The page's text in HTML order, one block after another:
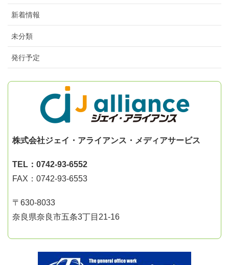
新着情報
未分類
発行予定
株式会社ジェイ・アライアンス・メディアサービス
TEL：0742-93-6552
FAX：0742-93-6553
〒630-8033
奈良県奈良市五条3丁目21-16